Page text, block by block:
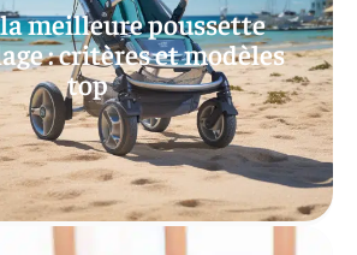
meilleure poussette
: critères et modèles
top